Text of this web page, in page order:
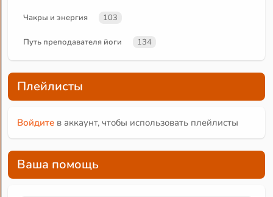
Чакры и энергия 103
Путь преподавателя йоги 134
Плейлисты
Войдите в аккаунт, чтобы использовать плейлисты
Ваша помощь